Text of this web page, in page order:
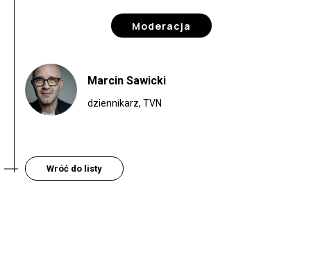
Moderacja
Marcin Sawicki
dziennikarz, TVN
Wróć do listy